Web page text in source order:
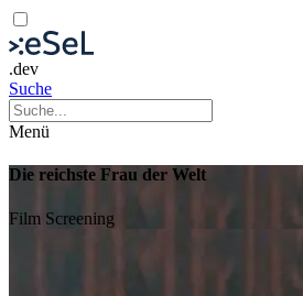
.dev
Suche
Menü
Die reichste Frau der Welt
Film Screening